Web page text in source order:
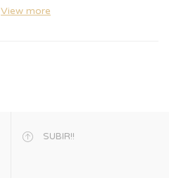
View more
SUBIR!!